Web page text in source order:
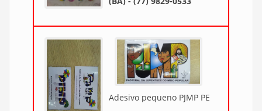
Adesivo pequeno PJMP PE